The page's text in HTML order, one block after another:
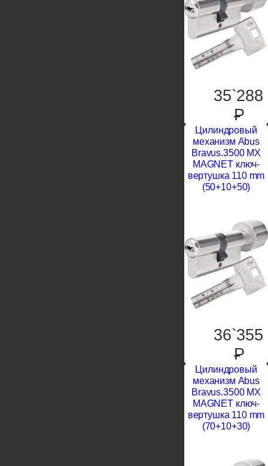
35`288
P
Цилиндровый
механизм Abus
Bravus.3500 MX
MAGNET ключ-
вертушка 110 mm
(50+10+50)
36`355
P
Цилиндровый
механизм Abus
Bravus.3500 MX
MAGNET ключ-
вертушка 110 mm
(70+10+30)